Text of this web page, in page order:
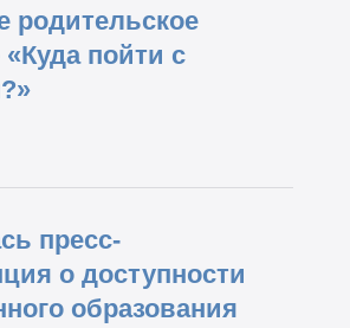
родительское
пойти с
пресс-
о доступности
образования